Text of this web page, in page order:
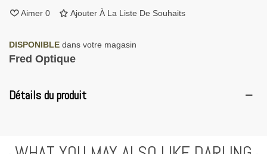
Aimer 0 Ajouter À La Liste De Souhaits
DISPONIBLE dans votre magasin
Fred Optique
Détails du produit